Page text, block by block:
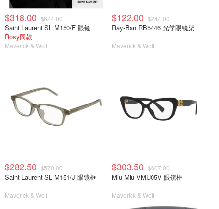
$318.00 $624.00
Saint Laurent SL M150/F 眼镜
Rosy同款
Maverick & Wolf
$122.00 $244.00
Ray-Ban RB5446 光学眼镜架
Maverick & Wolf
$282.50 $570.00
Saint Laurent SL M151/J 眼镜框
Maverick & Wolf
$303.50 $607.00
Miu Miu VMU05V 眼镜框
Maverick & Wolf